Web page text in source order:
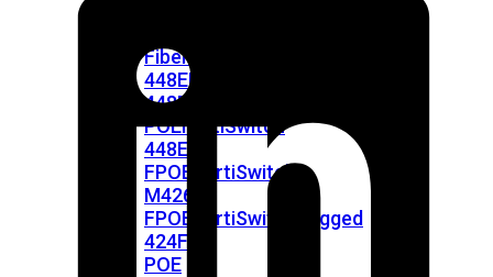
Fiber
448EFortiSwitch
448E-
POEFortiSwitch
448E-
FPOE
FortiSwitch
M426E-
FPOE
FortiSwitchRugged
424F-
POE